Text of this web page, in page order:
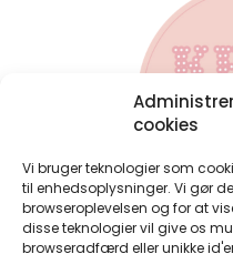
cookies
Vi bruger teknologier som
til enhedsoplysninger. Vi gør
browseroplevelsen og for at
disse teknologier vil give os
browseradfærd eller unikke